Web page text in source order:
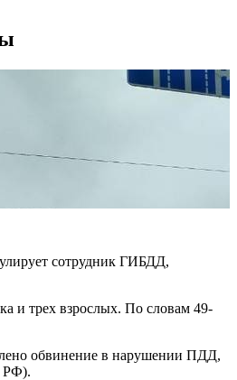
сотрудник ГИБДД,
и трех взрослых. По словам 49-
обвинение в нарушении ПДД,
РФ).